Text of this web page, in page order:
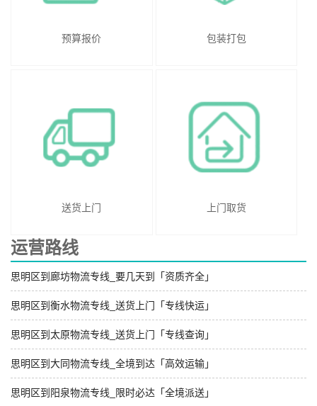
预算报价 包装打包
送货上门 上门取货
运营路线
思明区到廊坊物流专线_要几天到「资质齐全」
思明区到衡水物流专线_送货上门「专线快运」
思明区到太原物流专线_送货上门「专线查询」
思明区到大同物流专线_全境到达「高效运输」
思明区到阳泉物流专线_限时必达「全境派送」